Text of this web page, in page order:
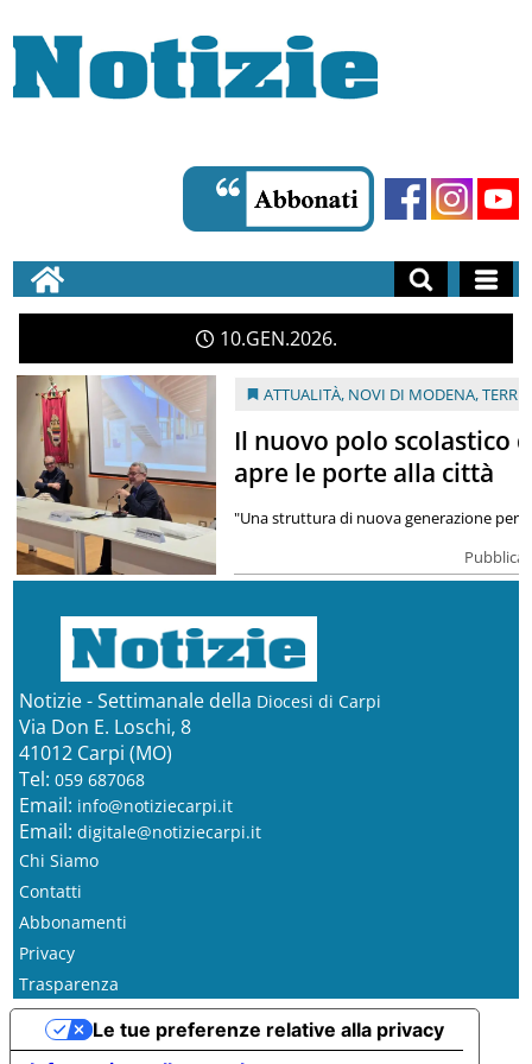
10 GEN 2026
ATTUALITÀ, NOVI DI MODENA,
Il nuovo polo scolastico
apre le porte alla città
"Una struttura di nuova generazione per
Notizie - Settimanale della Diocesi di Carpi
Via Don E. Loschi, 8
41012 Carpi (MO)
Tel: 059 687068
Email: info@notiziecarpi.it
Email: digitale@notiziecarpi.it
Chi Siamo
Contatti
Abbonamenti
Privacy
Trasparenza
Le tue preferenze relative alla privacy